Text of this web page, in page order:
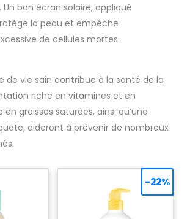
bon écran solaire, appliqué
la peau et empêche
de cellules mortes.
de vie sain contribue à la santé de la
riche en vitamines et en
graisses saturées, ainsi qu’une
aideront à prévenir de nombreux
-22%